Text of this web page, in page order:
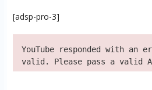
[adsp-pro-3]
YouTube responded with an
valid. Please pass a valid